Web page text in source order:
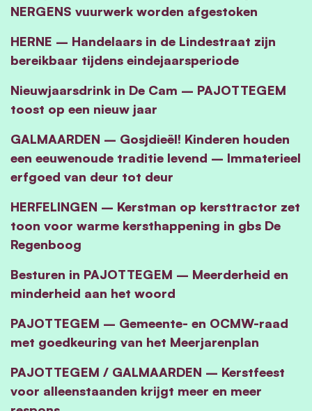
NERGENS vuurwerk worden afgestoken
HERNE – Handelaars in de Lindestraat zijn
bereikbaar tijdens eindejaarsperiode
Nieuwjaarsdrink in De Cam – PAJOTTEGEM
toost op een nieuw jaar
GALMAARDEN – Gosjdieël! Kinderen houden
een eeuwenoude traditie levend – Immaterieel
erfgoed van deur tot deur
HERFELINGEN – Kerstman op kersttractor zet
toon voor warme kersthappening in gbs De
Regenboog
Besturen in PAJOTTEGEM – Meerderheid en
minderheid aan het woord
PAJOTTEGEM – Gemeente- en OCMW-raad
met goedkeuring van het Meerjarenplan
PAJOTTEGEM / GALMAARDEN – Kerstfeest
voor alleenstaanden krijgt meer en meer